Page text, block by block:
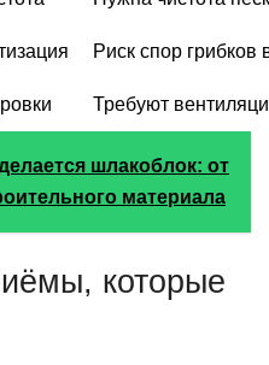
Риск спор
Требуют
шлакоблок: от
материала
которые